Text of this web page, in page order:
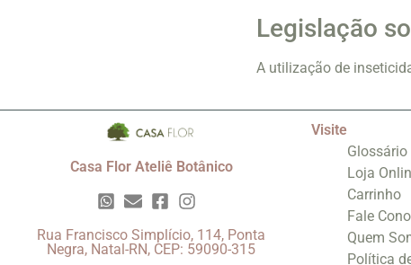
Legislação
A utilização de
Casa Flor Ateliê Botânico
Rua Francisco Simplício, 114, Ponta
Negra, Natal-RN, CEP: 59090-315
Visite
Glossário
Loja
Carrinho
Fale
Quem
Política